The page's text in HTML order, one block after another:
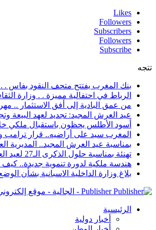
Likes
Followers
Subscribers
Followers
Subscribe
تتجه
بنك المغرب يفتتح متحف النقود بفاس . .
الرباط في احتفالية مميزة . . وزارة
من عمق البادية إلى أفق الاستثمار ..
عيد العرش المجيد: تجديد لعهد البيعة
أسود الأطلس يحظون باستقبال ملكي
المغرب سيد على أراضيه.. قرار ترامب وقرار مجلس الأمن
بمناسبة عيد العرش المجيد.. المديرية
تهنئة بمناسبة حلول الذكرى الـ27 لعيد العرش المجيد
هندسة ملكية لدورة تنموية جديدة..
بلاغ وزارة الداخلية الاسبانية بشأن
Publisher - الجالية - موقع إلكتروني إخباري
الرئيسية
أخبار دولية